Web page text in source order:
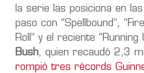
la serie las posiciona en
paso con “Spellbound”,
Roll” y el reciente “Running
Bush, quien recaudó 2,3
rompió tres récords